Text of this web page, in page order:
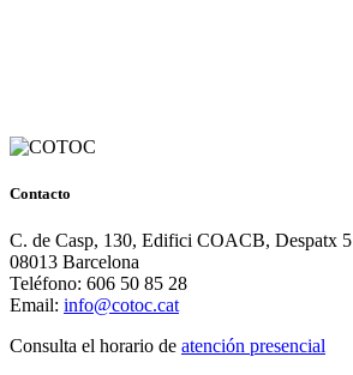
Contacto
C. de Casp, 130, Edifici COACB, Despatx 5
08013 Barcelona
Teléfono: 606 50 85 28
Email: info@cotoc.cat
Consulta el horario de atención presencial